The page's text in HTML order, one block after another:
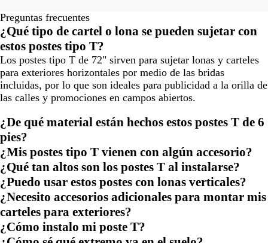
Preguntas frecuentes
¿Qué tipo de cartel o lona se pueden sujetar con
estos postes tipo T?
Los postes tipo T de 72" sirven para sujetar lonas y carteles
para exteriores horizontales por medio de las bridas
incluidas, por lo que son ideales para publicidad a la orilla de
las calles y promociones en campos abiertos.
¿De qué material están hechos estos postes T de 6
pies?
¿Mis postes tipo T vienen con algún accesorio?
¿Qué tan altos son los postes T al instalarse?
¿Puedo usar estos postes con lonas verticales?
¿Necesito accesorios adicionales para montar mis
carteles para exteriores?
¿Cómo instalo mi poste T?